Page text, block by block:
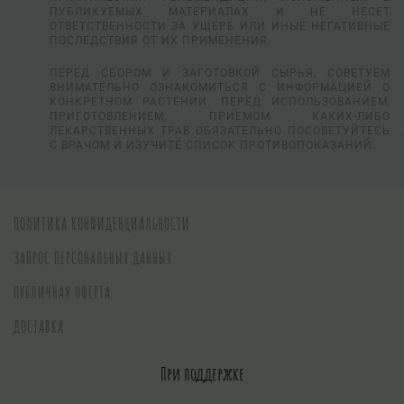
ПУБЛИКУЕМЫХ МАТЕРИАЛАХ И НЕ НЕСЕТ
ОТВЕТСТВЕННОСТИ ЗА УЩЕРБ ИЛИ ИНЫЕ НЕГАТИВНЫЕ
ПОСЛЕДСТВИЯ ОТ ИХ ПРИМЕНЕНИЯ.
ПЕРЕД СБОРОМ И ЗАГОТОВКОЙ СЫРЬЯ, СОВЕТУЕМ
ВНИМАТЕЛЬНО ОЗНАКОМИТЬСЯ С ИНФОРМАЦИЕЙ О
КОНКРЕТНОМ РАСТЕНИИ. ПЕРЕД ИСПОЛЬЗОВАНИЕМ,
ПРИГОТОВЛЕНИЕМ, ПРИЕМОМ КАКИХ-ЛИБО
ЛЕКАРСТВЕННЫХ ТРАВ ОБЯЗАТЕЛЬНО ПОСОВЕТУЙТЕСЬ
С ВРАЧОМ И ИЗУЧИТЕ СПИСОК ПРОТИВОПОКАЗАНИЙ.
ПОЛИТИКА КОНФИДЕНЦИАЛЬНОСТИ
ЗАПРОС ПЕРСОНАЛЬНЫХ ДАННЫХ
ПУБЛИЧНАЯ ОФЕРТА
ДОСТАВКА
При поддержке